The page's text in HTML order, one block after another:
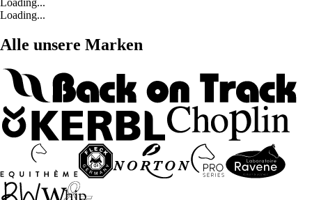
Loading...
Alle unsere Marken